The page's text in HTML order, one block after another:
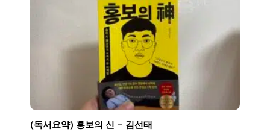
(독서요약) 홍보의 신 – 김선태